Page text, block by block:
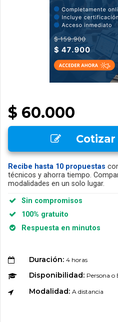
$ 60.000
Recibe hasta 10 propuestas
técnicos y ahorra tiempo.
modalidades en un solo lugar.
Sin compromisos
100% gratuito
Respuesta en minutos
Duración: 4 horas
Disponibilidad: Persona o
Modalidad: A distancia